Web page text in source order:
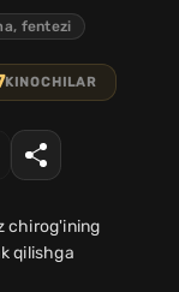
fentezi
KINOCHILAR
chirog'ining
qilishga